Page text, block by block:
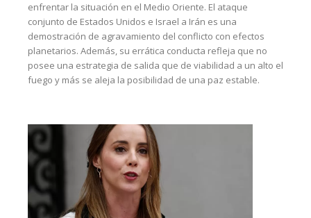
enfrentar la situación en el Medio Oriente. El ataque
conjunto de Estados Unidos e Israel a Irán es una
demostración de agravamiento del conflicto con efectos
planetarios. Además, su errática conducta refleja que no
posee una estrategia de salida que de viabilidad a un alto el
fuego y más se aleja la posibilidad de una paz estable.